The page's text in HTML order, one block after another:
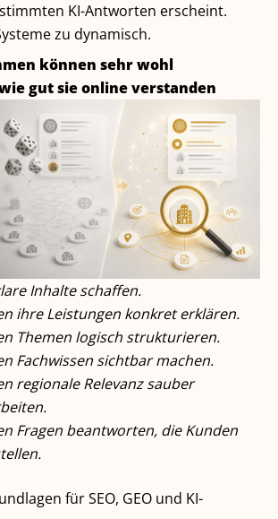
KI-Antworten erscheint.
zu dynamisch.
können sehr wohl
gut sie online verstanden
Inhalte schaffen.
ihre Leistungen konkret erklären.
Themen logisch strukturieren.
Fachwissen sichtbar machen.
regionale Relevanz sauber
Fragen beantworten, die Kunden
für SEO, GEO und KI-